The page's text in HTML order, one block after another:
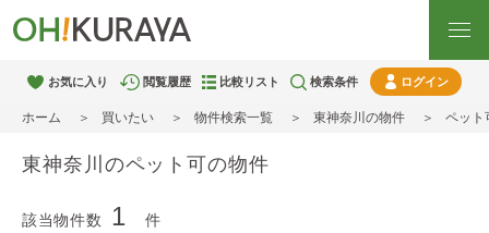
お気に入り 閲覧履歴 比較リスト 検索条件 ログイン
ホーム 買いたい 物件検索一覧 東神奈川の物件 ペット
東神奈川のペット可の物件
該当物件数 1 件